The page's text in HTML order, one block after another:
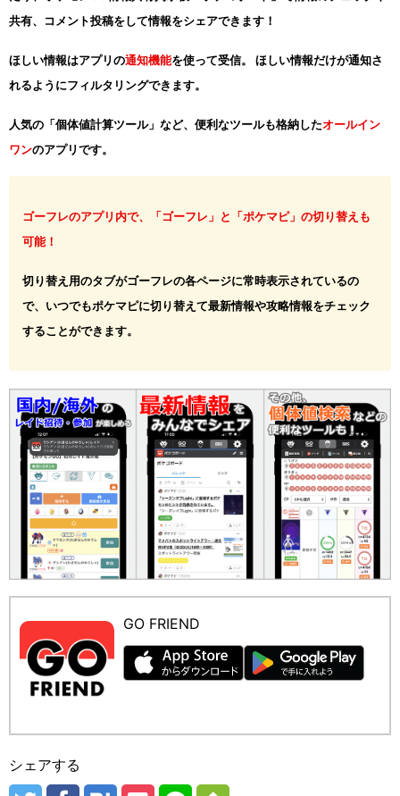
共有、コメント投稿をして情報をシェアできます！
ほしい情報はアプリの通知機能を使って受信。 ほしい情報だけが通知さ
れるようにフィルタリングできます。
人気の「個体値計算ツール」など、便利なツールも格納したオールイン
ワンのアプリです。
ゴーフレのアプリ内で、「ゴーフレ」と「ポケマピ」の切り替えも
可能！
切り替え用のタブがゴーフレの各ページに常時表示されているの
で、いつでもポケマピに切り替えて最新情報や攻略情報をチェック
することができます。
GO FRIEND
シェアする